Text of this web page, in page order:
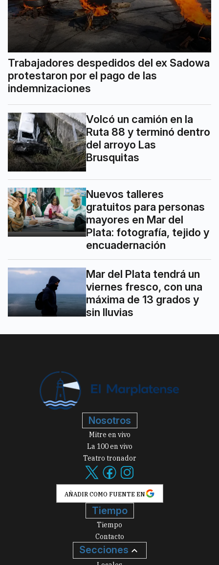
Trabajadores despedidos del ex Sadowa
protestaron por el pago de las
indemnizaciones
Volcó un camión en la
Ruta 88 y terminó dentro
del arroyo Las
Brusquitas
Nuevos talleres
gratuitos para personas
mayores en Mar del
Plata: fotografía, tejido y
encuadernación
Mar del Plata tendrá un
viernes fresco, con una
máxima de 13 grados y
sin lluvias
Nosotros
Mitre en vivo
La 100 en vivo
Teatro tronador
AÑADIR COMO FUENTE EN
Tiempo
Tiempo
Contacto
Secciones